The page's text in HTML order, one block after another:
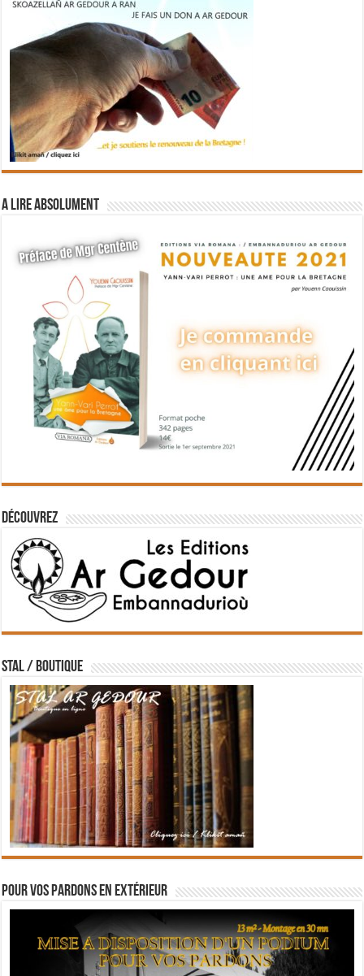
A lire absolument
Découvrez
STAL / BOUTIQUE
Pour vos pardons en extérieur